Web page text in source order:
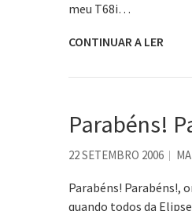
meu T68i…
CONTINUAR A LER
Parabéns!
22 SETEMBRO 2006
Parabéns! Parabéns!,
quando todos da